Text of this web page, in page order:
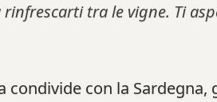
rinfrescarti tra le vigne. Ti
con la